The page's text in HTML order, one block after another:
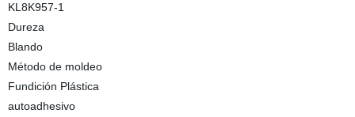
KL8K957-1
Dureza
Blando
Método de moldeo
Fundición Plástica
autoadhesivo